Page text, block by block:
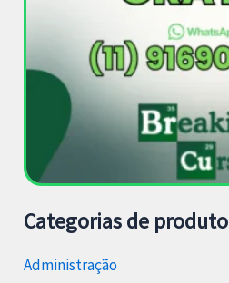
Categorias de produto
Administração